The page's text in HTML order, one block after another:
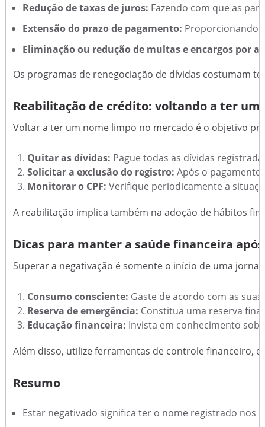
Redução de taxas de juros: Fazendo com que as
Extensão do prazo de pagamento: Proporcionando
Eliminação ou redução de multas e encargos por
Os programas de renegociação de dívidas costumam
Reabilitação de crédito: voltando a ter
Voltar a ter um nome limpo no mercado é o objetivo
Quitar as dívidas: Pague todas as dívidas
Solicitar a exclusão do registro: Após o
Monitorar o CPF: Verifique periodicamente a
A reabilitação implica também na adoção de hábitos
Dicas para manter a saúde financeira
Superar a negativação é somente o início de uma
Consumo consciente: Gaste de acordo com as
Reserva de emergência: Constitua uma reserva
Educação financeira: Invista em conhecimento
Além disso, utilize ferramentas de controle financeiro,
Resumo
Estar negativado significa ter o nome registrado